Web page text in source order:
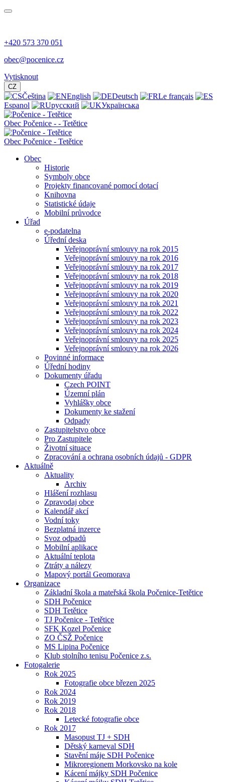
+420 573 370 051
obec@pocenice.cz
Vytisknout
CZ
Čeština English Deutsch
Le français
Espanol
русский Українська
Obec Počenice - - Tetětice
Obec Počenice - Tetětice
Obec
Historie
Symboly obce
Projekty financované pomocí dotací
Knihovna
Statistické údaje
Mobilní průvodce
Úřad
e-podatelna
Úřední deska
Veřejnoprávní smlouvy na rok 2015
Veřejnoprávní smlouvy na rok 2016
Veřejnoprávní smlouvy na rok 2017
Veřejnoprávní smlouvy na rok 2018
Veřejnoprávní smlouvy na rok 2019
Veřejnoprávní smlouvy na rok 2020
Veřejnoprávní smlouvy na rok 2021
Veřejnoprávní smlouvy na rok 2022
Veřejnoprávní smlouvy na rok 2023
Veřejnoprávní smlouvy na rok 2024
Veřejnoprávní smlouvy na rok 2025
Veřejnoprávní smlouvy na rok 2026
Povinné informace
Úřední hodiny
Dokumenty úřadu
Czech POINT
Územní plán
Vyhlášky obce
Dokumenty ke stažení
Odpady
Zastupitelstvo obce
Pro Zastupitele
Životní situace
Zpracování a ochrana osobních údajů - GDPR
Aktuálně
Aktuality
Archiv
Hlášení rozhlasu
Zpravodaj obce
Kalendář akcí
Vodní toky
Bezplatná inzerce
Svoz odpadů
Mobilní aplikace
Aktuální teplota
Ztráty a nálezy
Mapový portál Geomorava
Organizace
Základní škola a mateřská škola Počenice-Tetětice
SDH Počenice
SDH Tetětice
TJ Počenice - Tetětice
SFK Kozel Počenice
ZO ČSŽ Počenice
MS Lipina Počenice
Klub stolního tenisu Počenice z.s.
Fotogalerie
Rok 2025
Fotografie obce březen 2025
Rok 2024
Rok 2019
Rok 2018
Letecké fotografie obce
Rok 2017
Masopust TJ + SDH
Dětský karneval SDH
Stavění máje SDH Počenice
Mikroregionem Morkovsko na kole
Kácení májky SDH Počenice